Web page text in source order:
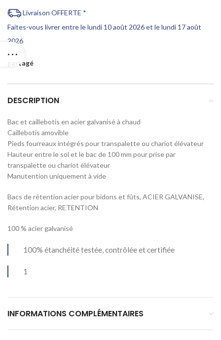
Livraison OFFERTE *
Faites-vous livrer entre le lundi 10 août 2026 et le lundi 17 août
2026
partagé
DESCRIPTION
Bac et caillebotis en acier galvanisé à chaud
Caillebotis amovible
Pieds fourreaux intégrés pour transpalette ou chariot élévateur
Hauteur entre le sol et le bac de 100 mm pour prise par
transpalette ou chariot élévateur
Manutention uniquement à vide
Bacs de rétention acier pour bidons et fûts, ACIER GALVANISE,
Rétention acier, RETENTION
100 % acier galvanisé
100% étanchéité testée, contrôlée et certifiée
1
INFORMATIONS COMPLÉMENTAIRES